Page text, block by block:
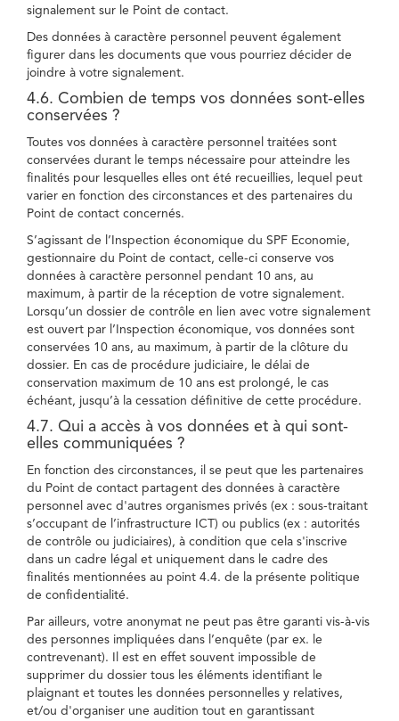
signalement sur le Point de contact.
Des données à caractère personnel peuvent également
figurer dans les documents que vous pourriez décider de
joindre à votre signalement.
4.6. Combien de temps vos données sont-elles
conservées ?
Toutes vos données à caractère personnel traitées sont
conservées durant le temps nécessaire pour atteindre les
finalités pour lesquelles elles ont été recueillies, lequel peut
varier en fonction des circonstances et des partenaires du
Point de contact concernés.
S’agissant de l’Inspection économique du SPF Economie,
gestionnaire du Point de contact, celle-ci conserve vos
données à caractère personnel pendant 10 ans, au
maximum, à partir de la réception de votre signalement.
Lorsqu’un dossier de contrôle en lien avec votre signalement
est ouvert par l’Inspection économique, vos données sont
conservées 10 ans, au maximum, à partir de la clôture du
dossier. En cas de procédure judiciaire, le délai de
conservation maximum de 10 ans est prolongé, le cas
échéant, jusqu’à la cessation définitive de cette procédure.
4.7. Qui a accès à vos données et à qui sont-
elles communiquées ?
En fonction des circonstances, il se peut que les partenaires
du Point de contact partagent des données à caractère
personnel avec d'autres organismes privés (ex : sous-traitant
s’occupant de l’infrastructure ICT) ou publics (ex : autorités
de contrôle ou judiciaires), à condition que cela s'inscrive
dans un cadre légal et uniquement dans le cadre des
finalités mentionnées au point 4.4. de la présente politique
de confidentialité.
Par ailleurs, votre anonymat ne peut pas être garanti vis-à-vis
des personnes impliquées dans l’enquête (par ex. le
contrevenant). Il est en effet souvent impossible de
supprimer du dossier tous les éléments identifiant le
plaignant et toutes les données personnelles y relatives,
et/ou d'organiser une audition tout en garantissant